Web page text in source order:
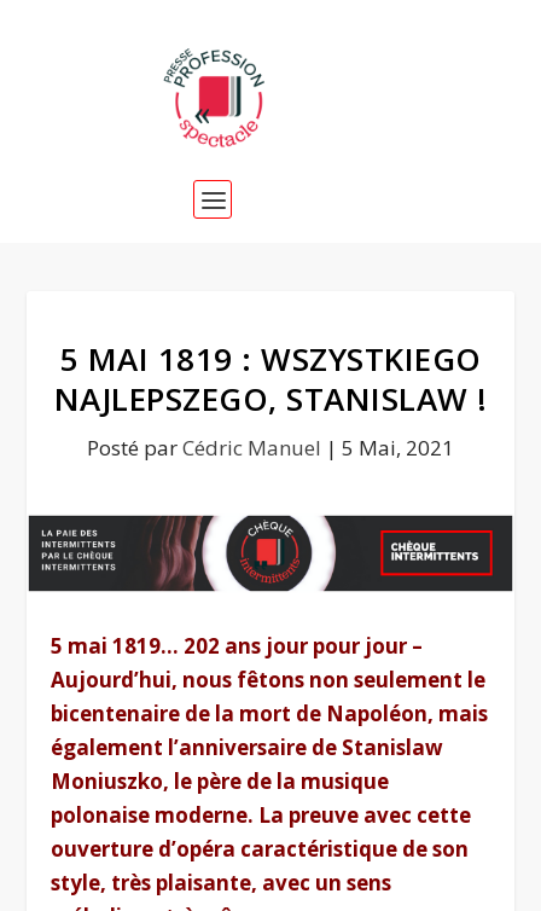
5 MAI 1819 : WSZYSTKIEGO
NAJLEPSZEGO, STANISLAW !
Posté parCédric Manuel | 5 Mai, 2021
5 mai 1819… 202 ans jour pour jour –
Aujourd’hui, nous fêtons non seulement le
bicentenaire de la mort de Napoléon, mais
également l’anniversaire de Stanislaw
Moniuszko, le père de la musique
polonaise moderne. La preuve avec cette
ouverture d’opéra caractéristique de son
style, très plaisante, avec un sens